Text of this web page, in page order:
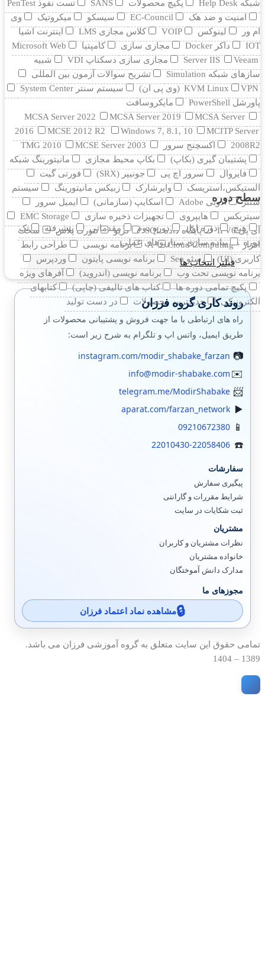
شبکه Help Desk
پکیچ محصولات SANS
تست نفوذ PenTest
امنیت و ضد هک
EC-Council سیسکو میکروتیک
وی
ام ور
لینوکس VOIP کلاس مجازی LMS
اینترنت اشیا
IOT
داکر Docker مجازی سازی کامپتیا
Microsoft Web
Server IIS
Veeam مجازی سازی دسکتاپ VDI
شبیه
سازهای شبکه Simulation
تشریح سوالات آزمون بین المللی
KVM Linux
VPN (وی پی ان)
سیستم سنتر System Center
پاورشل PowerShell
مایکروسافت
MCSA Server 2022
MCSA Server 2019
MCSA Server
2016
MCSE 2012 R2 Windows 7, 8.1, 10
MCITP Server
2008R2
اکسچنج سرور TMG 2010
MCSE Server 2003
پشتیبان گیری (بکاپ)
بکاپ محیط مجازی
مانيتورينگ شبکه
فایروال
سرور اچ پی جونیپر (SRX)
فورتی گیت
الستیکس،استریسک
وایرشارک زبیکس مانیتورینگ
سیستم
سنتر
ادوبی Adobe اسکایپ (سازمانی)
ایمیل سرور
سیتریکس
هایپروی تجهیزات ذخیره سازی
EMC Storage
آی پی IPV6
پایگاه داده SQL کریو نتورک پلاس
سخت
افزار +ACloud Computing برنامه نویسی
طراحی رابط
کاربری (UI)
سئو Seo برنامه نویسی پایتون
وردپرس
برنامه نویسی تحت وب
برنامه نویسی (اندروید)
آفرهای ویژه
پکیچ تمامی دوره ها
کتاب های تالیفی (چاپی)
کتابهای
الکترونیکی
جدیدترین محصولات در دست تولید
سطح دوره
هیچ دوره اول دوره دوم مقدماتی پیشرفته
تک
دوره
پیاده سازی سناریوهای عملی
فیلتر انتخاب ها
روند کاری گروه فرزان
راه های ارتباطی با ما جهت فروش و پشتیبانی محصولات از
طریق ایمیل، واتس اپ و تلگرام به شرح زیر است:
instagram.com/modir_shabake_farzan
info@modir-shabake.com
telegram.me/ModirShabake
aparat.com/farzan_network
09210672380
22010430-22058406
سفارشات
پیگیری سفارش
شرایط مقررات و گارانتی
ثبت شکایات در سایت
مشتریان
نظرات مشتریان و کاربران
خانواده مشتریان
مدارک دانش آموختگان
مجوزهای ما
مشاهده نماد اعتماد فرزان
تمامی حقوق این سایت متعلق به گروه آموزشی فرزان می باشد.
1389 – 1404